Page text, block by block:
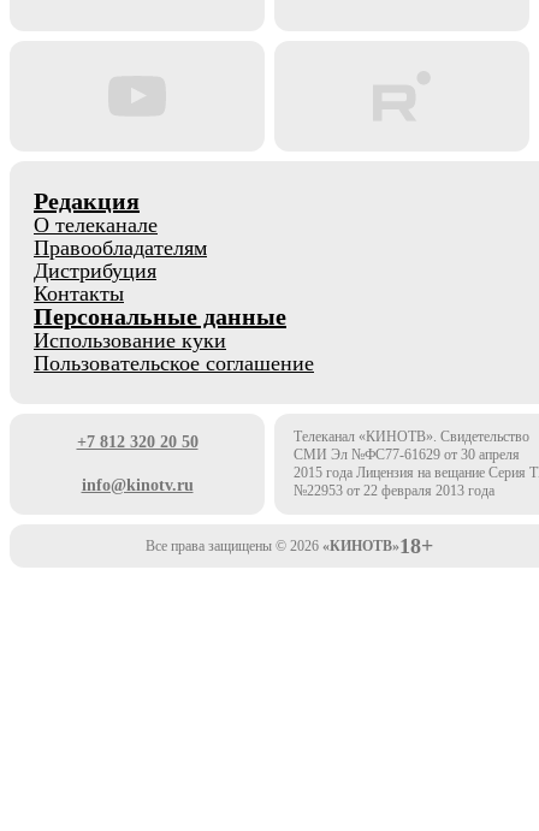
Редакция
О телеканале
Правообладателям
Дистрибуция
Контакты
Персональные данные
Использование куки
Пользовательское соглашение
+7 812 320 20 50
info@kinotv.ru
Телеканал «КИНОТВ». Свидетельство
СМИ Эл №ФС77-61629 от 30 апреля
2015 года Лицензия на вещание Серия
№22953 от 22 февраля 2013 года
Все права защищены © 2026 «КИНОТВ»18+